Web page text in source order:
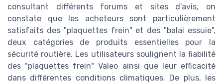
consultant différents forums et sites d'avis, on
constate que les acheteurs sont particulièrement
satisfaits des "plaquettes frein" et des "balai essuie",
deux catégories de produits essentielles pour la
sécurité routière. Les utilisateurs soulignent la fiabilité
des "plaquettes frein" Valeo ainsi que leur efficacité
dans différentes conditions climatiques. De plus, les